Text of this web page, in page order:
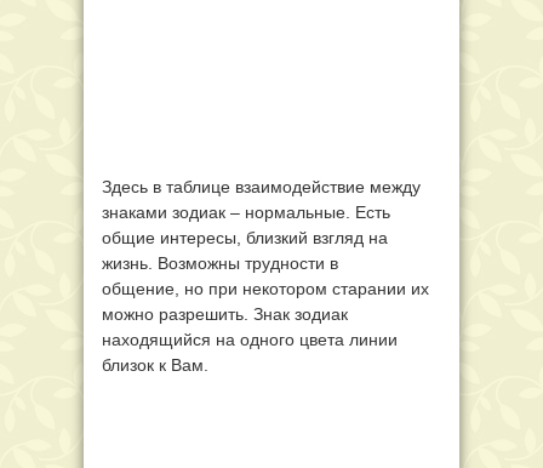
Здесь в таблице взаимодействие между
знаками зодиак – нормальные. Есть
общие интересы, близкий взгляд на
жизнь. Возможны трудности в
общение, но при некотором старании их
можно разрешить. Знак зодиак
находящийся на одного цвета линии
близок к Вам.